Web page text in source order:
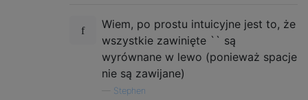
Wiem, po prostu intuicyjne jest to, że
wszystkie zawinięte `` są
wyrównane w lewo (ponieważ spacje
nie są zawijane)
Stephen